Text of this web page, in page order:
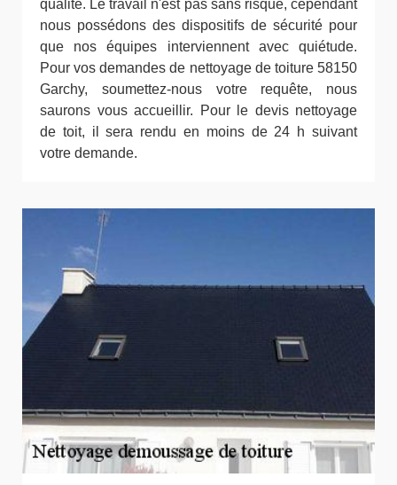
qualité. Le travail n'est pas sans risque, cependant
nous possédons des dispositifs de sécurité pour
que nos équipes interviennent avec quiétude.
Pour vos demandes de nettoyage de toiture 58150
Garchy, soumettez-nous votre requête, nous
saurons vous accueillir. Pour le devis nettoyage
de toit, il sera rendu en moins de 24 h suivant
votre demande.